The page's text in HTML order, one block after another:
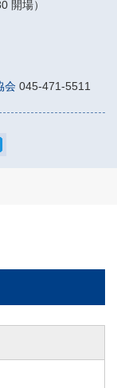
開場）
会 045-471-5511